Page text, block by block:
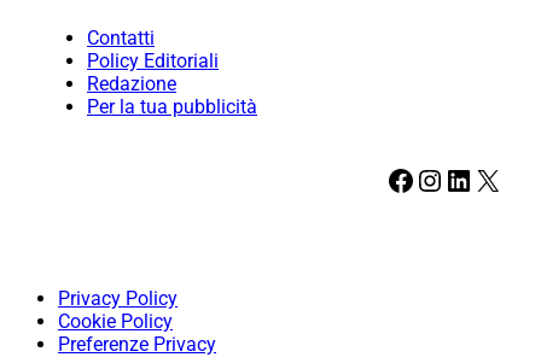
Contatti
Policy Editoriali
Redazione
Per la tua pubblicità
Facebook Instagram LinkedIn X
Privacy Policy
Cookie Policy
Preferenze Privacy